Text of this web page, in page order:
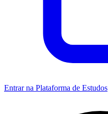
Entrar na Plataforma de Estudos